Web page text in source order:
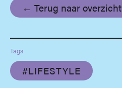
← Terug naar overzicht
Tags
#LIFESTYLE